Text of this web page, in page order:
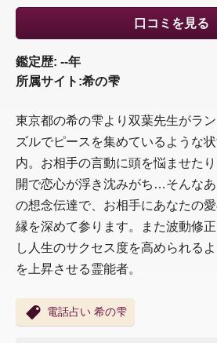
口コミを見る
鑑定歴: --年
所属サイト:希の雫
東京都の希の雫より双葉先生がラ
ズルでピースを集めているような
内。お相手の言動に頭を悩ませた
開で恋心が浮き沈みがち…そんな
の想念伝達で、お相手にあなたの
縁を深めて参ります。また波動修
し人生のサクセス度を高められる
を上昇させる霊能者。
電話占い 希の雫